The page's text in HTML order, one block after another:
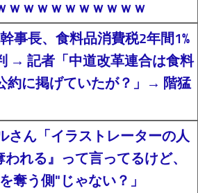
ｗｗｗｗｗｗｗｗｗｗ
幹事長、食料品消費税2年間1%
→ 記者「中道改革連合は食料
約に掲げていたが？」→ 階猛
さん「イラストレーターの人
れる』って言ってるけど、
奪う側"じゃない？」